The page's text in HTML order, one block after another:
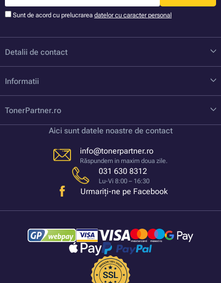
Sunt de acord cu prelucrarea datelor cu caracter personal
Detalii de contact
Informatii
TonerPartner.ro
Aici sunt datele noastre de contact
info@tonerpartner.ro
Răspundem in maxim doua zile.
031 630 8312
Lu-Vi 8:00 – 16:30
Urmariți-ne pe Facebook